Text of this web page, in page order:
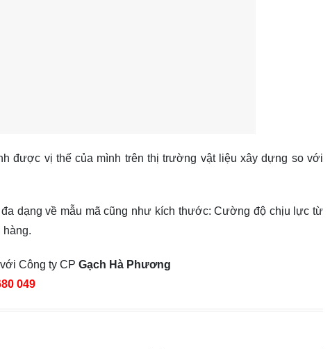
được vị thế của mình trên thị trường vật liệu xây dựng so với
dạng về mẫu mã cũng như kích thước: Cường độ chịu lực từ
hàng.
Công ty CP Gạch Hà Phương
049